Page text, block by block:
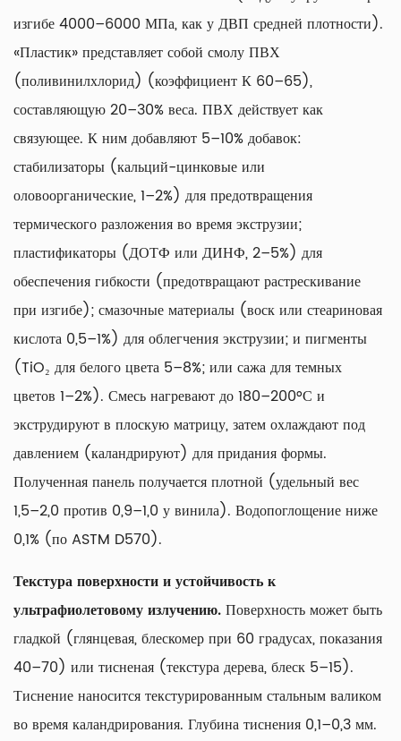
изгибе 4000–6000 МПа, как у ДВП средней плотности).
«Пластик» представляет собой смолу ПВХ
(поливинилхлорид) (коэффициент К 60–65),
составляющую 20–30% веса. ПВХ действует как
связующее. К ним добавляют 5–10% добавок:
стабилизаторы (кальций-цинковые или
оловоорганические, 1–2%) для предотвращения
термического разложения во время экструзии;
пластификаторы (ДОТФ или ДИНФ, 2–5%) для
обеспечения гибкости (предотвращают растрескивание
при изгибе); смазочные материалы (воск или стеариновая
кислота 0,5–1%) для облегчения экструзии; и пигменты
(TiO₂ для белого цвета 5–8%; или сажа для темных
цветов 1–2%). Смесь нагревают до 180–200°С и
экструдируют в плоскую матрицу, затем охлаждают под
давлением (каландрируют) для придания формы.
Полученная панель получается плотной (удельный вес
1,5–2,0 против 0,9–1,0 у винила). Водопоглощение ниже
0,1% (по ASTM D570).
Текстура поверхности и устойчивость к
ультрафиолетовому излучению.Поверхность может быть
гладкой (глянцевая, блескомер при 60 градусах, показания
40–70) или тисненая (текстура дерева, блеск 5–15).
Тиснение наносится текстурированным стальным валиком
во время каландрирования. Глубина тиснения 0,1–0,3 мм.